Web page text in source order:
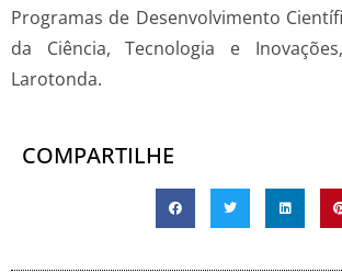
Programas de Desenvolvimento
da Ciência, Tecnologia e
Larotonda.
COMPARTILHE